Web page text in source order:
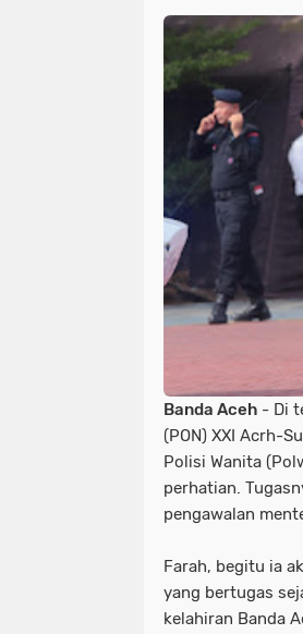
Banda Aceh - Di
(PON) XXI Acrh-
Polisi Wanita
perhatian.
pengawalan
Farah, begitu ia
yang bertugas
kelahiran Banda